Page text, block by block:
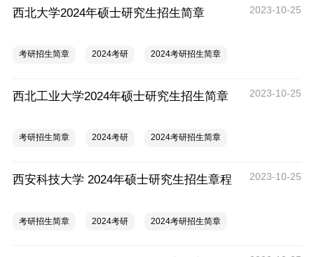
西北大学2024年硕士研究生招生简章 2023-10-25
考研招生简章 2024考研 2024考研招生简章
西北工业大学2024年硕士研究生招生简章 2023-10-25
考研招生简章 2024考研 2024考研招生简章
西安科技大学 2024年硕士研究生招生章程 2023-10-25
考研招生简章 2024考研 2024考研招生简章